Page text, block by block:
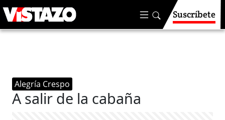
Suscríbete
Alegría Crespo
A salir de la cabaña